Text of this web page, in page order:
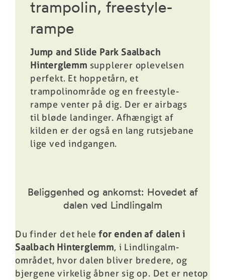
trampolin, freestyle-
rampe
Jump and Slide Park Saalbach
Hinterglemm supplerer oplevelsen
perfekt. Et hoppetårn, et
trampolinområde og en freestyle-
rampe venter på dig. Der er airbags
til bløde landinger. Afhængigt af
kilden er der også en lang rutsjebane
lige ved indgangen.
Beliggenhed og ankomst: Hovedet af
dalen ved Lindlingalm
Du finder det helefor enden af dalen i
Saalbach Hinterglemm, i Lindlingalm-
området, hvor dalen bliver bredere, og
bjergene virkelig åbner sig op. Det er netop